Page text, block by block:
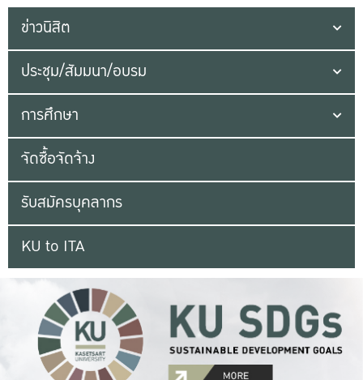
ข่าวนิสิต
ประชุม/สัมมนา/อบรม
การศึกษา
จัดซื้อจัดจ้าง
รับสมัครบุคลากร
KU to ITA